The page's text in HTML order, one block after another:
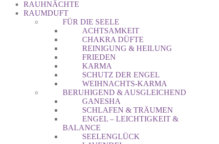
RAUHNÄCHTE
RAUMDUFT
FÜR DIE SEELE
ACHTSAMKEIT
CHAKRA DÜFTE
REINIGUNG & HEILUNG
FRIEDEN
KARMA
SCHUTZ DER ENGEL
WEIHNACHTS-KARMA
BERUHIGEND & AUSGLEICHEND
GANESHA
SCHLAFEN & TRÄUMEN
ENGEL – LEICHTIGKEIT &
BALANCE
SEELENGLÜCK